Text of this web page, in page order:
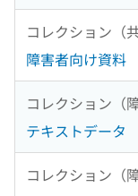
コレクション（共
障害者向け資料
コレクション（
テキストデータ
コレクション（